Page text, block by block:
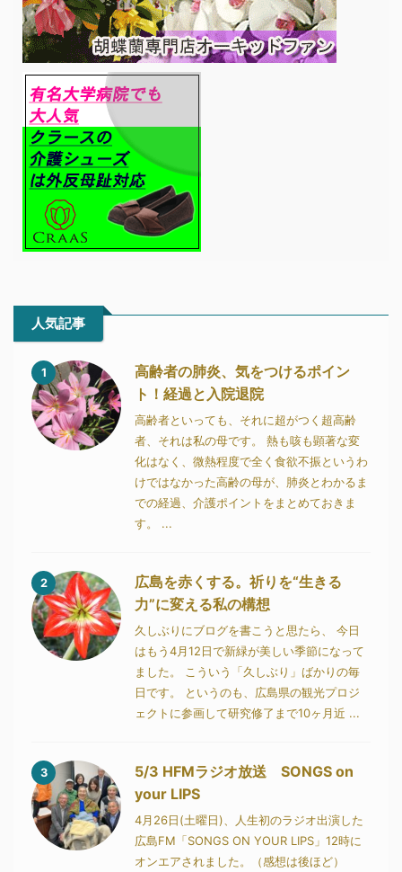
人気記事
1
高齢者の肺炎、気をつけるポイン
ト！経過と入院退院
高齢者といっても、それに超がつく超高齢
者、それは私の母です。 熱も咳も顕著な変
化はなく、微熱程度で全く食欲不振というわ
けではなかった高齢の母が、肺炎とわかるま
での経過、介護ポイントをまとめておきま
す。 ...
2
広島を赤くする。祈りを“生きる
力”に変える私の構想
久しぶりにブログを書こうと思たら、 今日
はもう4月12日で新緑が美しい季節になって
ました。 こういう「久しぶり」ばかりの毎
日です。 というのも、広島県の観光プロジ
ェクトに参画して研究修了まで10ヶ月近 ...
3
5/3 HFMラジオ放送 SONGS on
your LIPS
4月26日(土曜日)、人生初のラジオ出演した
広島FM「SONGS ON YOUR LIPS」12時に
オンエアされました。（感想は後ほど）